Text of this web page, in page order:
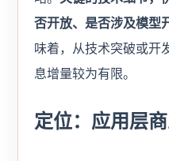
否开放、是否涉及模型
味着，从技术突破或开
息增量较为有限。
定位：应用层